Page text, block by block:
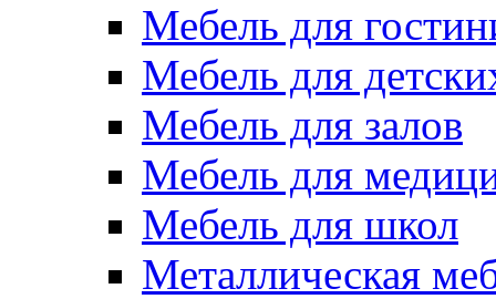
Мебель для
Мебель для
Мебель для залов
Мебель для
Мебель для школ
Металлическая